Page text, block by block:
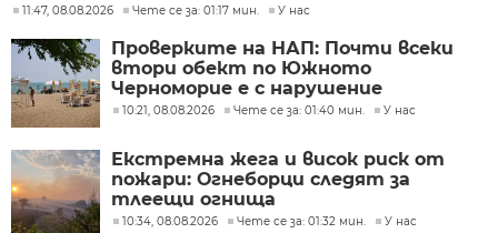
11:47, 08.08.2026 Чете се за: 01:17 мин. У нас
Проверките на НАП: Почти всеки
втори обект по Южното
Черноморие е с нарушение
10:21, 08.08.2026 Чете се за: 01:40 мин. У нас
Екстремна жега и висок риск от
пожари: Огнеборци следят за
тлеещи огнища
10:34, 08.08.2026 Чете се за: 01:32 мин. У нас